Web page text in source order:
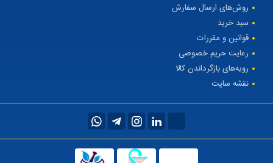
روش‌های ارسال سفارش
سبد خرید
قوانین و مقررات
رعایت حریم خصوصی
رویه‌های بازگرداندن کالا
نقشه سایت